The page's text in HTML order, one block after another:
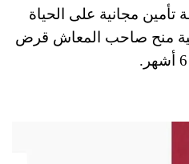
تأمين مجانية على الحياة
منح صاحب المعاش قرض